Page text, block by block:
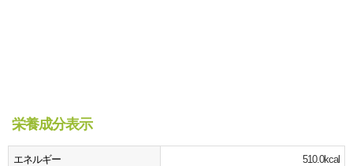
栄養成分表示
エネルギー 510.0kcal